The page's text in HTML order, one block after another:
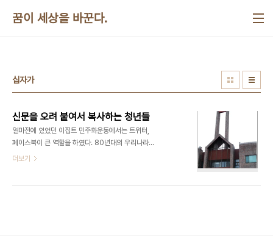
꿈이 세상을 바꾼다.
십자가
신문을 오려 붙여서 복사하는 청년들
얼마전에 있었던 이집트 민주화운동에서는 트위터,
페이스북이 큰 역할을 하였다. 80년대의 우리나라에
서는 신문기사를 오려서 회지와 행사순서지에 붙인
더보기